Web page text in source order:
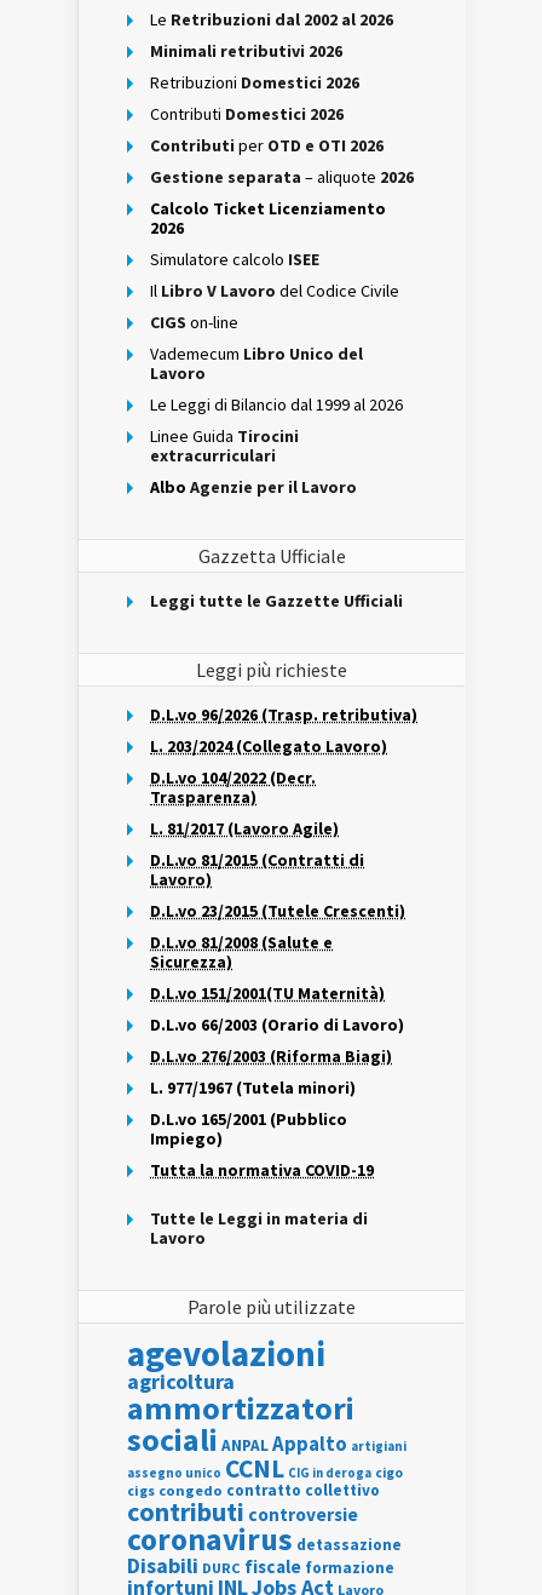
Le Retribuzioni dal 2002 al 2026
Minimali retributivi 2026
Retribuzioni Domestici 2026
Contributi Domestici 2026
Contributi per OTD e OTI 2026
Gestione separata – aliquote 2026
Calcolo Ticket Licenziamento
2026
Simulatore calcolo ISEE
Il Libro V Lavoro del Codice Civile
CIGS on-line
Vademecum Libro Unico del
Lavoro
Le Leggi di Bilancio dal 1999 al 2026
Linee Guida Tirocini
extracurriculari
Albo Agenzie per il Lavoro
Gazzetta Ufficiale
Leggi tutte le Gazzette Ufficiali
Leggi più richieste
D.L.vo 96/2026 (Trasp. retributiva)
L. 203/2024 (Collegato Lavoro)
D.L.vo 104/2022 (Decr.
Trasparenza)
L. 81/2017 (Lavoro Agile)
D.L.vo 81/2015 (Contratti di
Lavoro)
D.L.vo 23/2015 (Tutele Crescenti)
D.L.vo 81/2008 (Salute e
Sicurezza)
D.L.vo 151/2001(TU Maternità)
D.L.vo 66/2003 (Orario di Lavoro)
D.L.vo 276/2003 (Riforma Biagi)
L. 977/1967 (Tutela minori)
D.L.vo 165/2001 (Pubblico
Impiego)
Tutta la normativa COVID-19
Tutte le Leggi in materia di
Lavoro
Parole più utilizzate
agevolazioni
agricoltura
ammortizzatori
sociali ANPALAppalto artigiani
assegno unico CCNL CIG in deroga cigo
cigs congedo contratto collettivo
contributi controversie
coronavirus detassazione
Disabili DURC fiscale formazione
infortuni INLJobs Act Lavoro